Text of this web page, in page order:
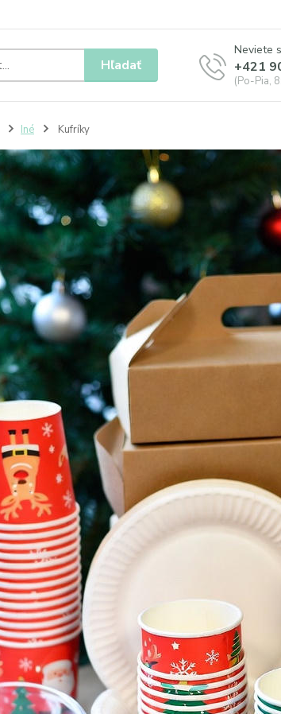
Hľadať
Neviete
+421
(Po-Pia,
Iné Kufríky